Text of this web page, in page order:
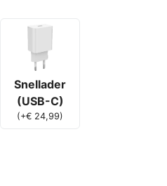
Snellader
(USB-C)
(+€ 24,99)